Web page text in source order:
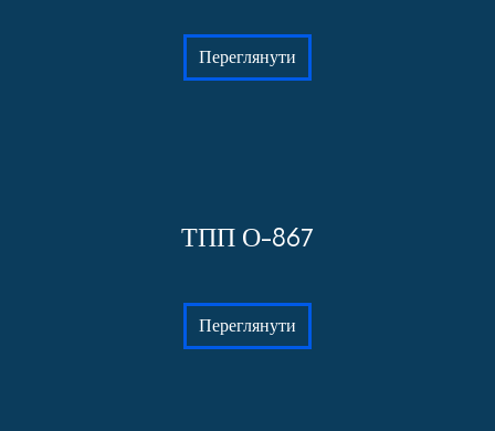
Переглянути
ТПП О-867
Переглянути